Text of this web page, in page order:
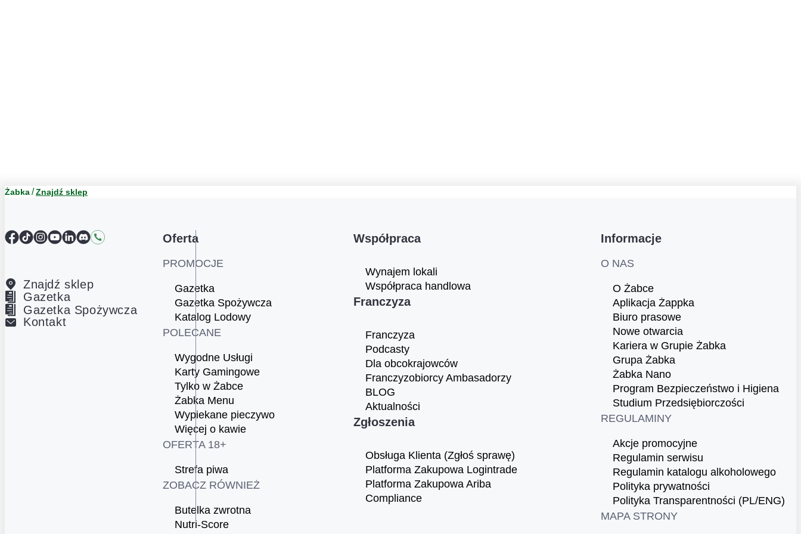
Żabka Znajdź sklep
Facebook
TikTokInstagram
YouTube
LinkedIn
DiscordKontakt
Znajdź sklep
Gazetka
Gazetka Spożywcza
Kontakt
Oferta
PROMOCJE
Gazetka
Gazetka Spożywcza
Katalog Lodowy
POLECANE
Wygodne Usługi
Karty Gamingowe
Tylko w Żabce
Żabka Menu
Wypiekane pieczywo
Więcej o kawie
OFERTA 18+
Strefa piwa
ZOBACZ RÓWNIEŻ
Butelka zwrotna
Nutri-Score
Współpraca
Wynajem lokali
Współpraca handlowa
Franczyza
Franczyza
Podcasty
Dla obcokrajowców
Franczyzobiorcy Ambasadorzy
BLOG
Aktualności
Zgłoszenia
Obsługa Klienta (Zgłoś sprawę)
Platforma Zakupowa Logintrade
Platforma Zakupowa Ariba
Compliance
Informacje
O NAS
O Żabce
Aplikacja Żappka
Biuro prasowe
Nowe otwarcia
Kariera w Grupie Żabka
Grupa Żabka
Żabka Nano
Program Bezpieczeństwo i Higiena
Studium Przedsiębiorczości
REGULAMINY
Akcje promocyjne
Regulamin serwisu
Regulamin katalogu alkoholowego
Polityka prywatności
Polityka Transparentności (PL/ENG)
MAPA STRONY